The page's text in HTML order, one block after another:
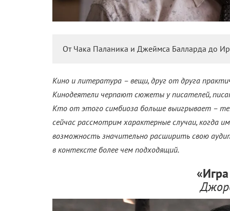
От Чака Паланика и Джеймса Балларда до
Кино и литература – вещи, друг от друга
Кинодеятели черпают сюжеты у писателей,
Кто от этого симбиоза больше выигрывает –
сейчас рассмотрим характерные случаи, когда
возможность значительно расширить свою
в контексте более чем подходящий.